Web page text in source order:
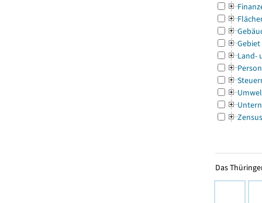
Gebiet
Land-
Zensus
Das